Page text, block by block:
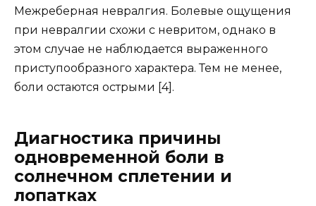
Межреберная невралгия. Болевые ощущения
при невралгии схожи с невритом, однако в
этом случае не наблюдается выраженного
приступообразного характера. Тем не менее,
боли остаются острыми [4].
Диагностика причины
одновременной боли в
солнечном сплетении и
лопатках